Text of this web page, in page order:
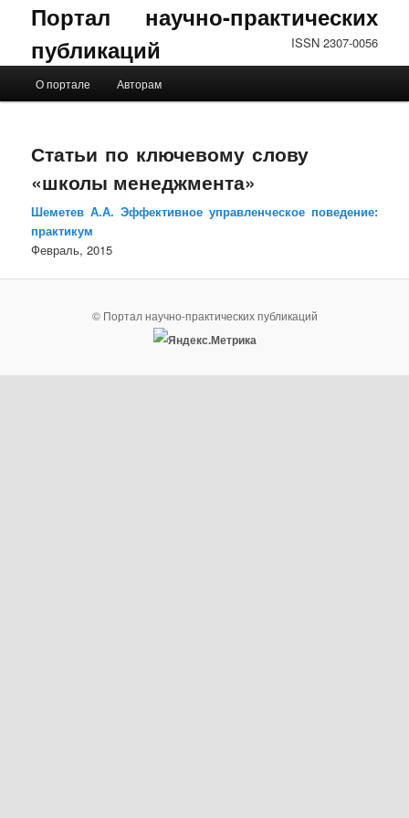
Портал научно-практических
публикаций
ISSN 2307-0056
Перейти к основному содержимому
Перейти к дополнительному содержимому
О портале Авторам
Статьи по ключевому слову
«школы менеджмента»
Шеметев А.А. Эффективное управленческое поведение:
практикум
Февраль, 2015
© Портал научно-практических публикаций